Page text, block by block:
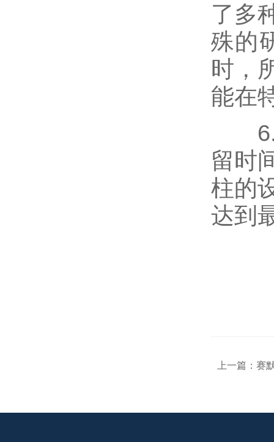
了多
殊的
时，
能在
6.
留时
柱的
达到
上一篇： 赛